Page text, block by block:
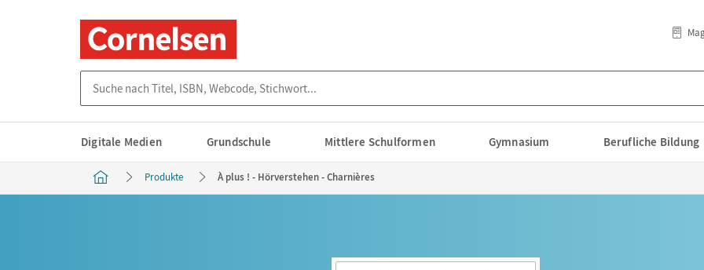
Digitale Medien Grundschule Mittlere Schulformen Gymnasium Berufliche Bildung
Produkte À plus ! - Hörverstehen - Charnières